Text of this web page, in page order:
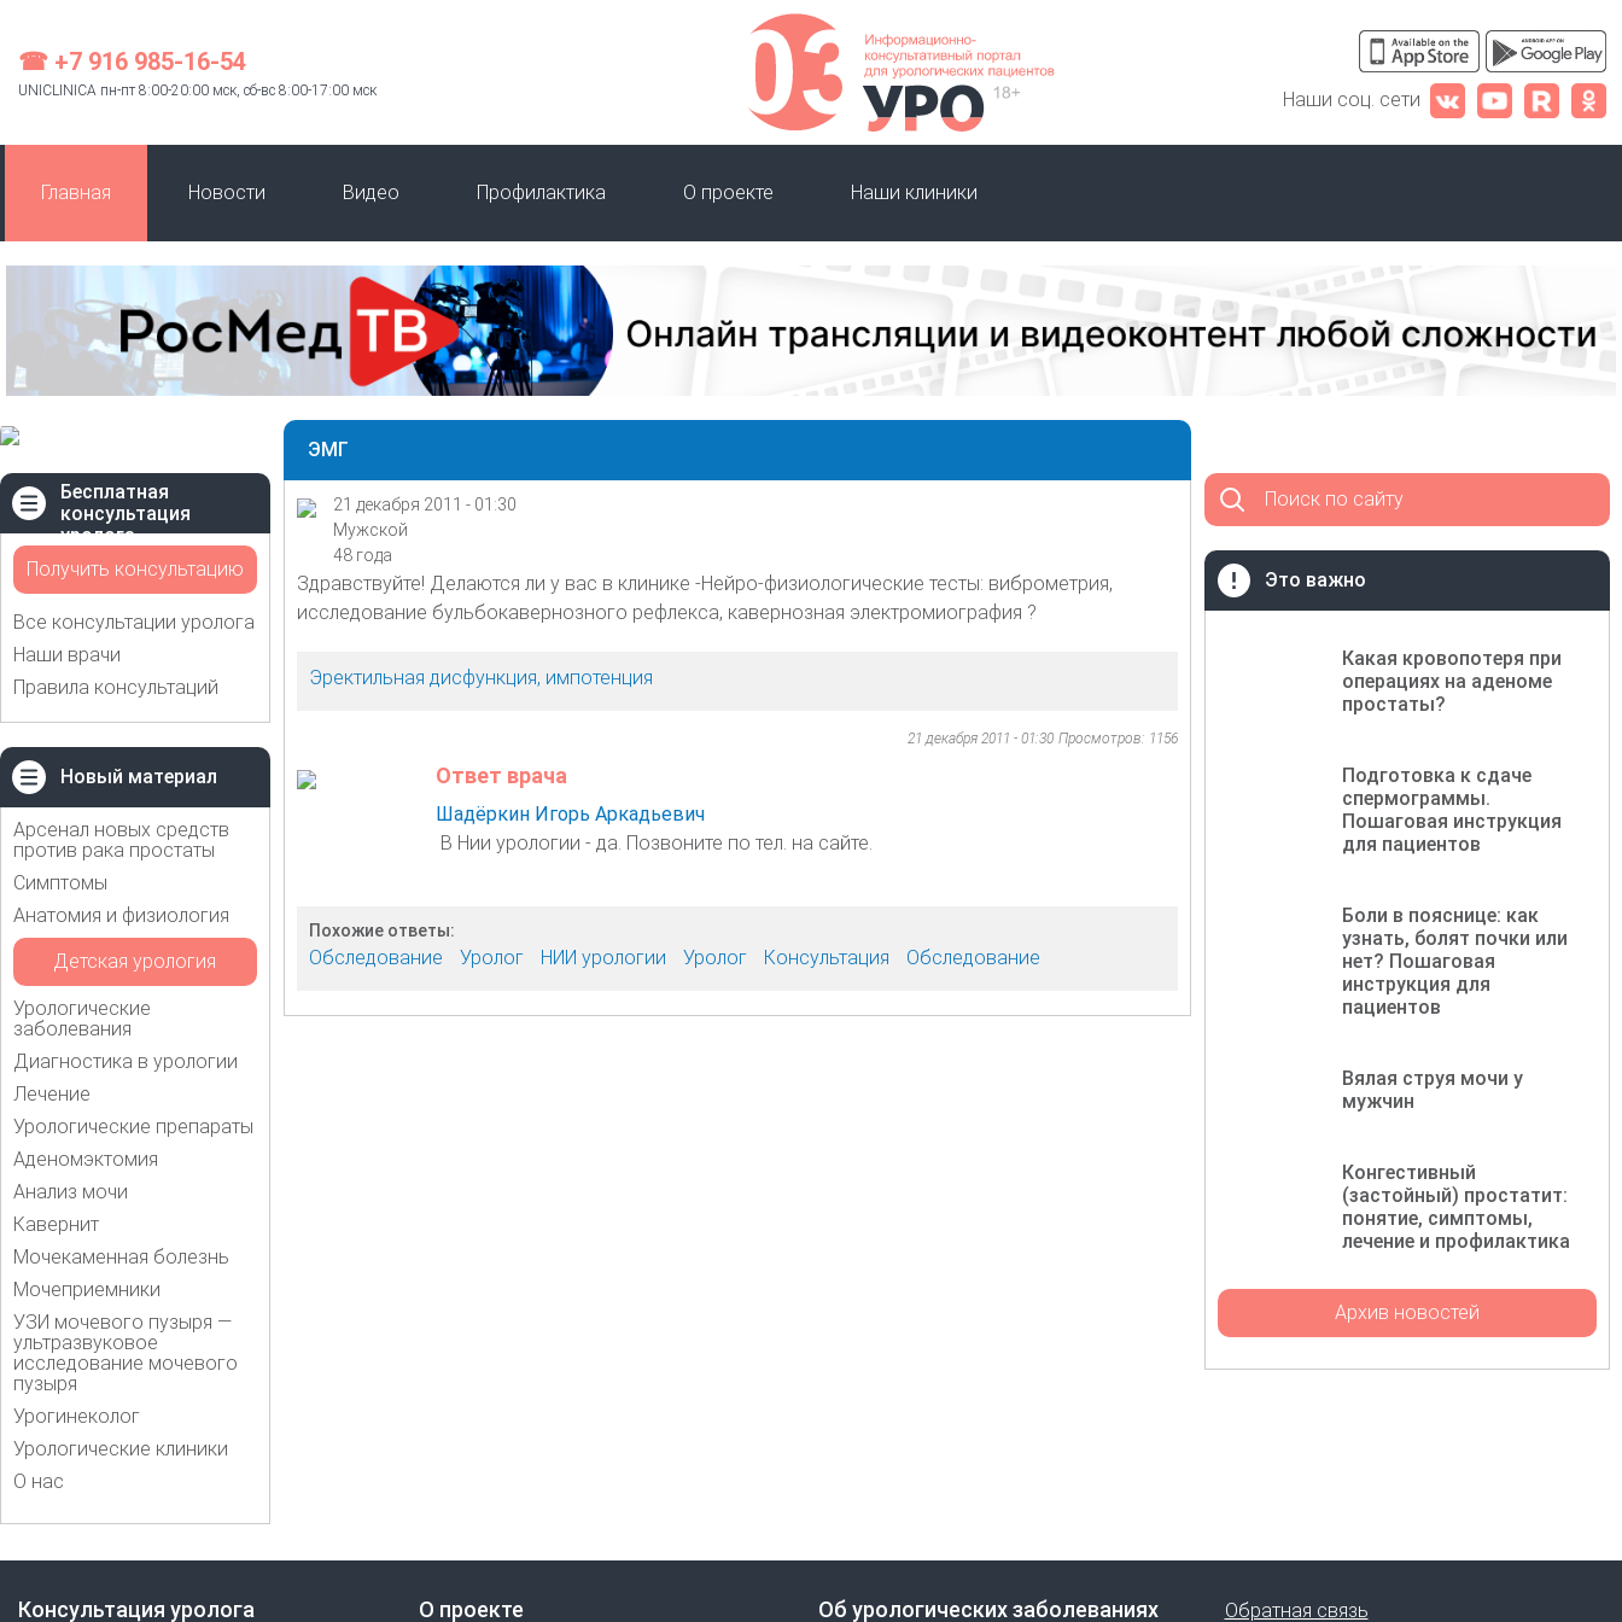
☎ +7 916 985-16-54
UNICLINICA пн-пт 8:00-20:00 мск, сб-вс 8:00-17:00 мск Наши соц. сети
Главная Новости Видео Профилактика О проекте Наши клиники
Бесплатная
консультация
уролога
Получить консультацию
Все консультации уролога
Наши врачи
Правила консультаций
Новый материал
Арсенал новых средств
против рака простаты
Симптомы
Анатомия и физиология
Детская урология
Урологические
заболевания
Диагностика в урологии
Лечение
Урологические препараты
Аденомэктомия
Анализ мочи
Кавернит
Мочекаменная болезнь
Мочеприемники
УЗИ мочевого пузыря —
ультразвуковое
исследование мочевого
пузыря
Урогинеколог
Урологические клиники
О нас
ЭМГ
21 декабря 2011 - 01:30
Мужской
48 года
Здравствуйте! Делаются ли у вас в клинике -Нейро-физиологические тесты: виброметрия,
исследование бульбокавернозного рефлекса, кавернозная электромиография ?
Эректильная дисфункция, импотенция
21 декабря 2011 - 01:30 Просмотров: 1156
Ответ врача
Шадёркин Игорь Аркадьевич
В Нии урологии - да. Позвоните по тел. на сайте.
Похожие ответы:
Обследование Уролог НИИ урологии Уролог Консультация Обследование
Поиск по сайту
Это важно
Какая кровопотеря при
операциях на аденоме
простаты?
Подготовка к сдаче
спермограммы.
Пошаговая инструкция
для пациентов
Боли в пояснице: как
узнать, болят почки или
нет? Пошаговая
инструкция для
пациентов
Вялая струя мочи у
мужчин
Конгестивный
(застойный) простатит:
понятие, симптомы,
лечение и профилактика
Архив новостей
Консультация уролога О проекте Об урологических заболеваниях Обратная связь